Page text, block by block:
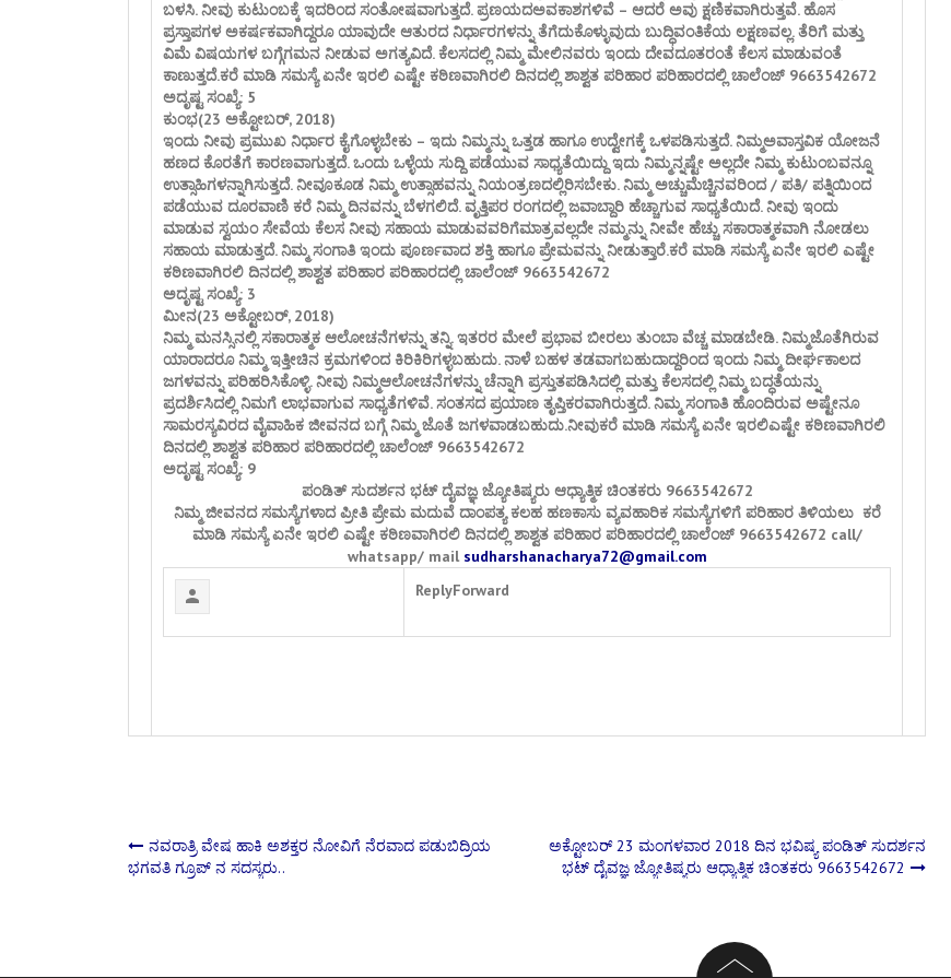
ಬಳಸಿ. ನೀವು ಕುಟುಂಬಕ್ಕೆ ಇದರಿಂದ ಸಂತೋಷವಾಗುತ್ತದೆ. ಪ್ರಣಯದಅವಕಾಶಗಳಿವೆ – ಆದರೆ ಅವು ಕ್ಷಣಿಕವಾಗಿರುತ್ತವೆ. ಹೊಸ
ಪ್ರಸ್ತಾಪಗಳ ಅಕರ್ಷಕವಾಗಿದ್ದರೂ ಯಾವುದೇ ಆತುರದ ನಿರ್ಧಾರಗಳನ್ನು ತೆಗೆದುಕೊಳ್ಳುವುದು ಬುದ್ಧಿವಂತಿಕೆಯ ಲಕ್ಷಣವಲ್ಲ. ತೆರಿಗೆ ಮತ್ತು
ವಿಮೆ ವಿಷಯಗಳ ಬಗ್ಗೆಗಮನ ನೀಡುವ ಅಗತ್ಯವಿದೆ. ಕೆಲಸದಲ್ಲಿ ನಿಮ್ಮ ಮೇಲಿನವರು ಇಂದು ದೇವದೂತರಂತೆ ಕೆಲಸ ಮಾಡುವಂತೆ
ಕಾಣುತ್ತದೆ.ಕರೆ ಮಾಡಿ ಸಮಸ್ಯೆ ಏನೇ ಇರಲಿ ಎಷ್ಟೇ ಕಠಿಣವಾಗಿರಲಿ ದಿನದಲ್ಲಿ ಶಾಶ್ವತ ಪರಿಹಾರ ಪರಿಹಾರದಲ್ಲಿ ಚಾಲೆಂಜ್ 9663542672
ಅದೃಷ್ಟ ಸಂಖ್ಯೆ: 5
ಕುಂಭ(23 ಅಕ್ಟೋಬರ್, 2018)
ಇಂದು ನೀವು ಪ್ರಮುಖ ನಿರ್ಧಾರ ಕೈಗೊಳ್ಳಬೇಕು – ಇದು ನಿಮ್ಮನ್ನು ಒತ್ತಡ ಹಾಗೂ ಉದ್ವೇಗಕ್ಕೆ ಒಳಪಡಿಸುತ್ತದೆ. ನಿಮ್ಮಅವಾಸ್ತವಿಕ ಯೋಜನೆ
ಹಣದ ಕೊರತೆಗೆ ಕಾರಣವಾಗುತ್ತದೆ. ಒಂದು ಒಳ್ಳೆಯ ಸುದ್ದಿ ಪಡೆಯುವ ಸಾಧ್ಯತೆಯಿದ್ದು ಇದು ನಿಮ್ಮನ್ನಷ್ಟೇ ಅಲ್ಲದೇ ನಿಮ್ಮ ಕುಟುಂಬವನ್ನೂ
ಉತ್ಸಾಹಿಗಳನ್ನಾಗಿಸುತ್ತದೆ. ನೀವೂಕೂಡ ನಿಮ್ಮ ಉತ್ಸಾಹವನ್ನು ನಿಯಂತ್ರಣದಲ್ಲಿರಿಸಬೇಕು. ನಿಮ್ಮ ಅಚ್ಚುಮೆಚ್ಚಿನವರಿಂದ / ಪತಿ/ ಪತ್ನಿಯಿಂದ
ಪಡೆಯುವ ದೂರವಾಣಿ ಕರೆ ನಿಮ್ಮ ದಿನವನ್ನು ಬೆಳಗಲಿದೆ. ವೃತ್ತಿಪರ ರಂಗದಲ್ಲಿ ಜವಾಬ್ದಾರಿ ಹೆಚ್ಚಾಗುವ ಸಾಧ್ಯತೆಯಿದೆ. ನೀವು ಇಂದು
ಮಾಡುವ ಸ್ವಯಂ ಸೇವೆಯ ಕೆಲಸ ನೀವು ಸಹಾಯ ಮಾಡುವವರಿಗೆಮಾತ್ರವಲ್ಲದೇ ನಮ್ಮನ್ನು ನೀವೇ ಹೆಚ್ಚು ಸಕಾರಾತ್ಮಕವಾಗಿ ನೋಡಲು
ಸಹಾಯ ಮಾಡುತ್ತದೆ. ನಿಮ್ಮ ಸಂಗಾತಿ ಇಂದು ಪೂರ್ಣವಾದ ಶಕ್ತಿ ಹಾಗೂ ಪ್ರೇಮವನ್ನು ನೀಡುತ್ತಾರೆ.ಕರೆ ಮಾಡಿ ಸಮಸ್ಯೆ ಏನೇ ಇರಲಿ ಎಷ್ಟೇ
ಕಠಿಣವಾಗಿರಲಿ ದಿನದಲ್ಲಿ ಶಾಶ್ವತ ಪರಿಹಾರ ಪರಿಹಾರದಲ್ಲಿ ಚಾಲೆಂಜ್ 9663542672
ಅದೃಷ್ಟ ಸಂಖ್ಯೆ: 3
ಮೀನ(23 ಅಕ್ಟೋಬರ್, 2018)
ನಿಮ್ಮ ಮನಸ್ಸಿನಲ್ಲಿ ಸಕಾರಾತ್ಮಕ ಆಲೋಚನೆಗಳನ್ನು ತನ್ನಿ. ಇತರರ ಮೇಲೆ ಪ್ರಭಾವ ಬೀರಲು ತುಂಬಾ ವೆಚ್ಚ ಮಾಡಬೇಡಿ. ನಿಮ್ಮಜೊತೆಗಿರುವ
ಯಾರಾದರೂ ನಿಮ್ಮ ಇತ್ತೀಚಿನ ಕ್ರಮಗಳಿಂದ ಕಿರಿಕಿರಿಗಳ್ಳಬಹುದು. ನಾಳೆ ಬಹಳ ತಡವಾಗಬಹುದಾದ್ದರಿಂದ ಇಂದು ನಿಮ್ಮ ದೀರ್ಘಕಾಲದ
ಜಗಳವನ್ನು ಪರಿಹರಿಸಿಕೊಳ್ಳಿ. ನೀವು ನಿಮ್ಮಆಲೋಚನೆಗಳನ್ನು ಚೆನ್ನಾಗಿ ಪ್ರಸ್ತುತಪಡಿಸಿದಲ್ಲಿ ಮತ್ತು ಕೆಲಸದಲ್ಲಿ ನಿಮ್ಮ ಬದ್ಧತೆಯನ್ನು
ಪ್ರದರ್ಶಿಸಿದಲ್ಲಿ ನಿಮಗೆ ಲಾಭವಾಗುವ ಸಾಧ್ಯತೆಗಳಿವೆ. ಸಂತಸದ ಪ್ರಯಾಣ ತೃಪ್ತಿಕರವಾಗಿರುತ್ತದೆ. ನಿಮ್ಮ ಸಂಗಾತಿ ಹೊಂದಿರುವ ಅಷ್ಟೇನೂ
ಸಾಮರಸ್ಯವಿರದ ವೈವಾಹಿಕ ಜೀವನದ ಬಗ್ಗೆ ನಿಮ್ಮ ಜೊತೆ ಜಗಳವಾಡಬಹುದು.ನೀವುಕರೆ ಮಾಡಿ ಸಮಸ್ಯೆ ಏನೇ ಇರಲಿಎಷ್ಟೇ ಕಠಿಣವಾಗಿರಲಿ
ದಿನದಲ್ಲಿ ಶಾಶ್ವತ ಪರಿಹಾರ ಪರಿಹಾರದಲ್ಲಿ ಚಾಲೆಂಜ್ 9663542672
ಅದೃಷ್ಟ ಸಂಖ್ಯೆ: 9
ಪಂಡಿತ್ ಸುದರ್ಶನ ಭಟ್ ದೈವಜ್ಞ ಜ್ಯೋತಿಷ್ಯರು ಆಧ್ಯಾತ್ಮಿಕ ಚಿಂತಕರು 9663542672
ನಿಮ್ಮ ಜೀವನದ ಸಮಸ್ಯೆಗಳಾದ ಪ್ರೀತಿ ಪ್ರೇಮ ಮದುವೆ ದಾಂಪತ್ಯ ಕಲಹ ಹಣಕಾಸು ವ್ಯವಹಾರಿಕ ಸಮಸ್ಯೆಗಳಿಗೆ ಪರಿಹಾರ ತಿಳಿಯಲು ಕರೆ
ಮಾಡಿ ಸಮಸ್ಯೆ ಏನೇ ಇರಲಿ ಎಷ್ಟೇ ಕಠಿಣವಾಗಿರಲಿ ದಿನದಲ್ಲಿ ಶಾಶ್ವತ ಪರಿಹಾರ ಪರಿಹಾರದಲ್ಲಿ ಚಾಲೆಂಜ್ 9663542672 call/
whatsapp/ mail sudharshanacharya72@gmail.com
ReplyForward
Post
ನವರಾತ್ರಿ ವೇಷ ಹಾಕಿ ಅಶಕ್ತರ ನೋವಿಗೆ ನೆರವಾದ ಪಡುಬಿದ್ರಿಯ
ಭಗವತಿ ಗ್ರೂಪ್ ನ ಸದಸ್ಯರು..
ಅಕ್ಟೋಬರ್ 23 ಮಂಗಳವಾರ 2018 ದಿನ ಭವಿಷ್ಯ ಪಂಡಿತ್ ಸುದರ್ಶನ
ಭಟ್ ದೈವಜ್ಞ ಜ್ಯೋತಿಷ್ಯರು ಆಧ್ಯಾತ್ಮಿಕ ಚಿಂತಕರು 9663542672